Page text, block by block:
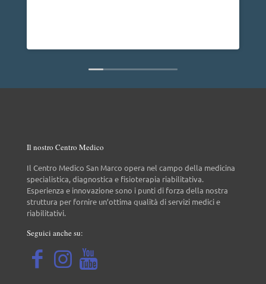
Il nostro Centro Medico
Il Centro Medico San Marco opera nel campo della medicina
specialistica, diagnostica e fisioterapia riabilitativa.
Esperienza e innovazione sono i punti di forza della nostra
struttura per fornire un’ottima qualità di servizi medici e
riabilitativi.
Seguici anche su: